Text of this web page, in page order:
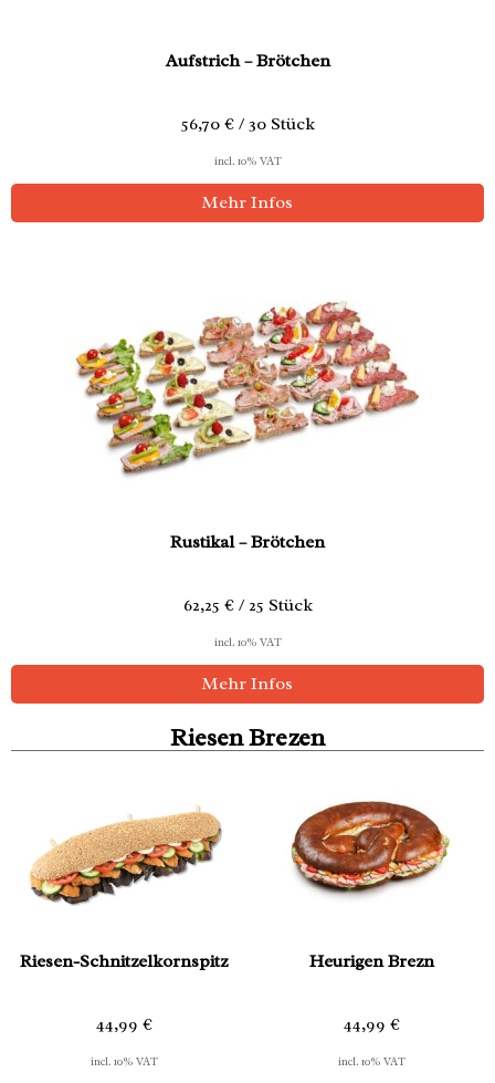
Aufstrich – Brötchen
56,70 € / 30 Stück
incl. 10% VAT
Mehr Infos
Rustikal – Brötchen
62,25 € / 25 Stück
incl. 10% VAT
Mehr Infos
Riesen Brezen
Riesen-Schnitzelkornspitz
44,99 €
incl. 10% VAT
Heurigen Brezn
44,99 €
incl. 10% VAT